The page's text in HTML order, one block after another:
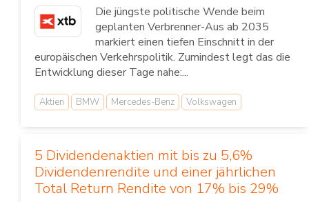
Die jüngste politische Wende beim
geplanten Verbrenner-Aus ab 2035
markiert einen tiefen Einschnitt in der
europäischen Verkehrspolitik. Zumindest legt das die
Entwicklung dieser Tage nahe:...
Aktien BMW Mercedes-Benz Volkswagen
5 Dividendenaktien mit bis zu 5,6%
Dividendenrendite und einer jährlichen
Total Return Rendite von 17% bis 29%